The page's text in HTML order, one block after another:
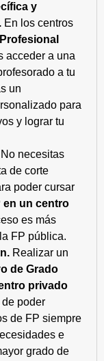
y
En los centros
acceder a una
a tu
un
para
y lograr tu
No necesitas
de corte
poder cursar
en un centro
es más
FP pública.
Realizar un
de Grado
privado
poder
de FP siempre
e
grado de